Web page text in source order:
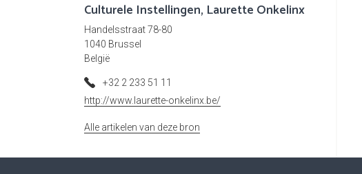
Culturele Instellingen, Laurette Onkelinx
Handelsstraat 78-80
1040 Brussel
België
+32 2 233 51 11
http://www.laurette-onkelinx.be/
Alle artikelen van deze bron